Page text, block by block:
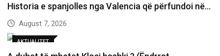
Historia e spanjolles nga Valencia që përfundoi në…
August 7, 2026
AKTUALITET